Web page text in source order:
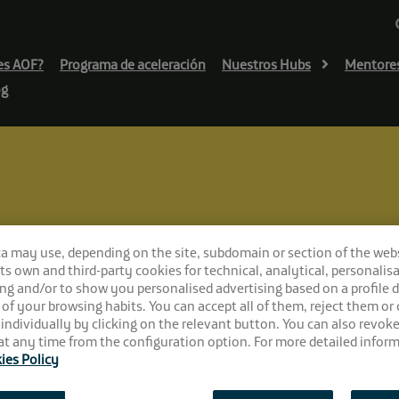
AOF? Programa de aceleración Nuestros Hubs
a su fin: hazlo
may use, depending on the site, subdomain or section of the
own and third-party cookies for technical, analytical,
and/or to show you personalised advertising based on a profile
your browsing habits. You can accept all of them, reject them or
by clicking on the relevant button. You can also
any time from the configuration option. For more detailed
Policy